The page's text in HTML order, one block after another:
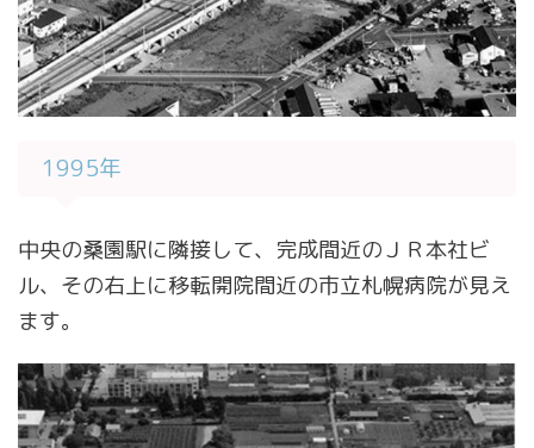
1995年
中央の桑園駅に隣接して、完成間近のＪＲ本社ビ
ル、その右上に移転開院間近の市立札幌病院が見え
ます。